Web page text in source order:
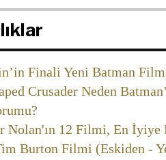
Finali Yeni Batman
Crusader Neden
Nolan'ın 12 Filmi, En İyiye
Burton Filmi (Eskiden -